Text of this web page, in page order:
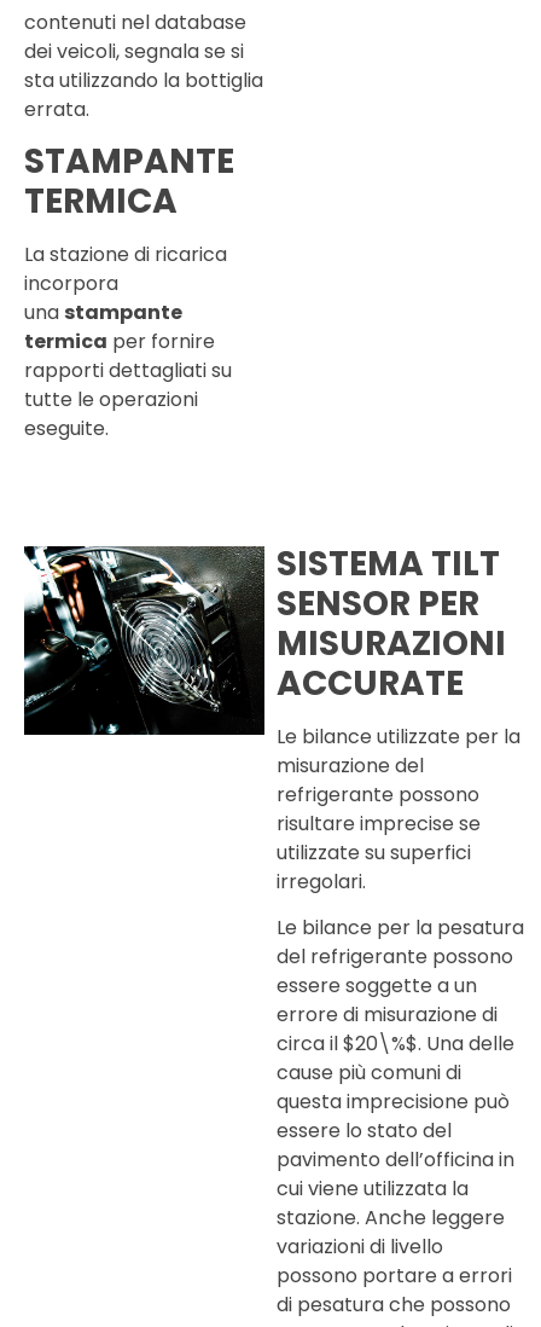
contenuti nel database
dei veicoli, segnala se si
sta utilizzando la bottiglia
errata.
STAMPANTE
TERMICA
La stazione di ricarica
incorpora
una stampante
termica per fornire
rapporti dettagliati su
tutte le operazioni
eseguite.
SISTEMA TILT
SENSOR PER
MISURAZIONI
ACCURATE
Le bilance utilizzate per la
misurazione del
refrigerante possono
risultare imprecise se
utilizzate su superfici
irregolari.
Le bilance per la pesatura
del refrigerante possono
essere soggette a un
errore di misurazione di
circa il$20\%$. Una delle
cause più comuni di
questa imprecisione può
essere lo stato del
pavimento dell’officina in
cui viene utilizzata la
stazione. Anche leggere
variazioni di livello
possono portare a errori
di pesatura che possono